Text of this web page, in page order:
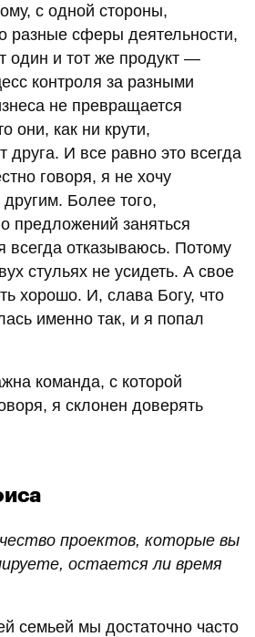
с одной стороны,
разные сферы деятельности,
один и тот же продукт —
контроля за разными
не превращается
они, как ни крути,
друга. И все равно это всегда
говоря, я не хочу
Более того,
предложений заняться
всегда отказываюсь. Потому
стульях не усидеть. А свое
хорошо. И, слава Богу, что
именно так, и я попал
команда, с которой
я склонен доверять
проектов, которые вы
остается ли время
семьей мы достаточно часто